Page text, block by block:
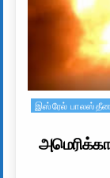
Posted in
இஸ்ரேல்